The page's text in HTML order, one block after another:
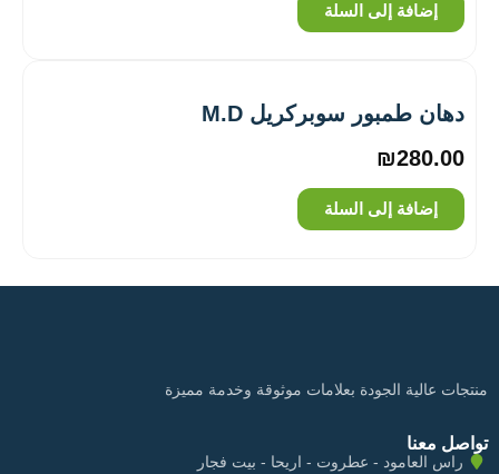
إضافة إلى السلة
دهان طمبور سوبركريل M.D
₪280.00
إضافة إلى السلة
منتجات عالية الجودة بعلامات موثوقة وخدمة مميزة
تواصل معنا
راس العامود - عطروت - اريحا - بيت فجار